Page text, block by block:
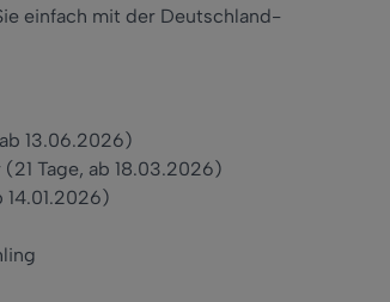
einfach mit der Deutschland-
13.06.2026)
Tage, ab 18.03.2026)
14.01.2026)